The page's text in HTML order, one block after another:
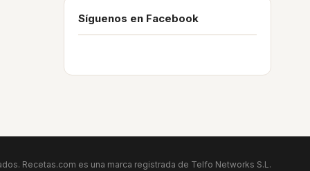
Síguenos en Facebook
Recetas.com es una marca registrada de Telfo Networks S.L.